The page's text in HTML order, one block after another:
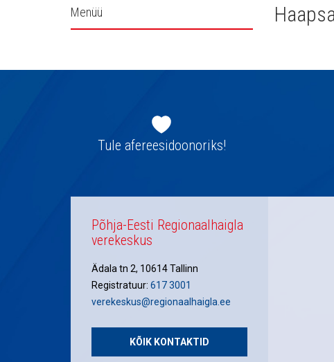
Külgpaani
Menüü
navigatsioonTule afereesidoonoriks!
Põhja-Eesti Regionaalhaigla
verekeskus
Ädala tn 2, 10614 Tallinn
Registratuur: 617 3001
verekeskus@regionaalhaigla.ee
KÕIK KONTAKTID